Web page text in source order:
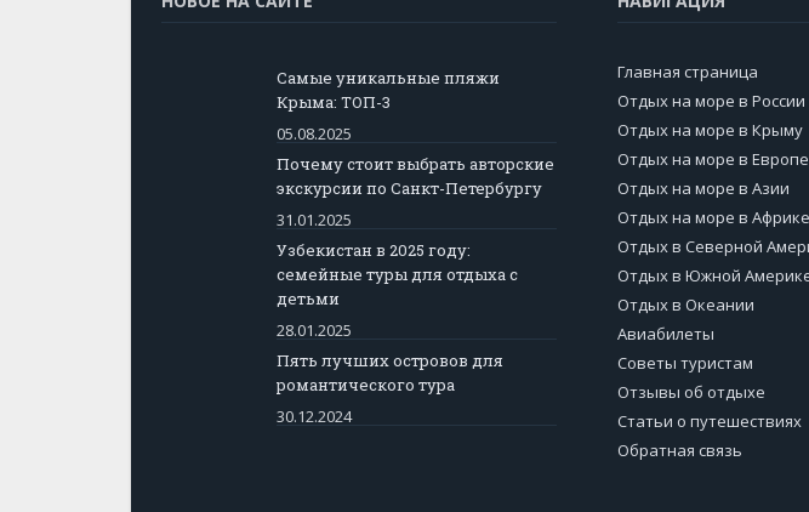
Самые уникальные пляжи
Крыма: ТОП-3
05.08.2025
Почему стоит выбрать авторские
экскурсии по Санкт-Петербургу
31.01.2025
Узбекистан в 2025 году:
семейные туры для отдыха с
детьми
28.01.2025
Пять лучших островов для
романтического тура
30.12.2024
Главная страница
Отдых на море в России
Отдых на море в Крыму
Отдых на море в Европе
Отдых на море в Азии
Отдых на море в Африке
Отдых в Северной
Отдых в Южной
Отдых в Океании
Авиабилеты
Советы туристам
Отзывы об отдыхе
Статьи о путешествиях
Обратная связь